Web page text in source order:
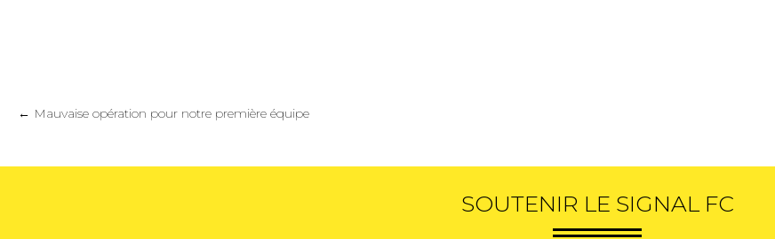
Posts
← Mauvaise opération pour notre première équipe
SOUTENIR LE SIGNAL FC